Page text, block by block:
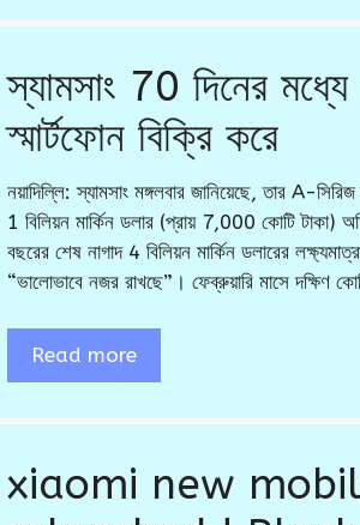
স্যামসাং 70 দিনের
স্মার্টফোন বিক্রি করে
নয়াদিল্লি: স্যামসাং মঙ্গলবার জানিয়েছে, তার A-
1 বিলিয়ন মার্কিন ডলার (প্রায় 7,000 কোটি টাকা)
বছরের শেষ নাগাদ 4 বিলিয়ন মার্কিন ডলারের
“ভালোভাবে নজর রাখছে”। ফেব্রুয়ারি মাসে দক্ষিণ
Read more
xiaomi new